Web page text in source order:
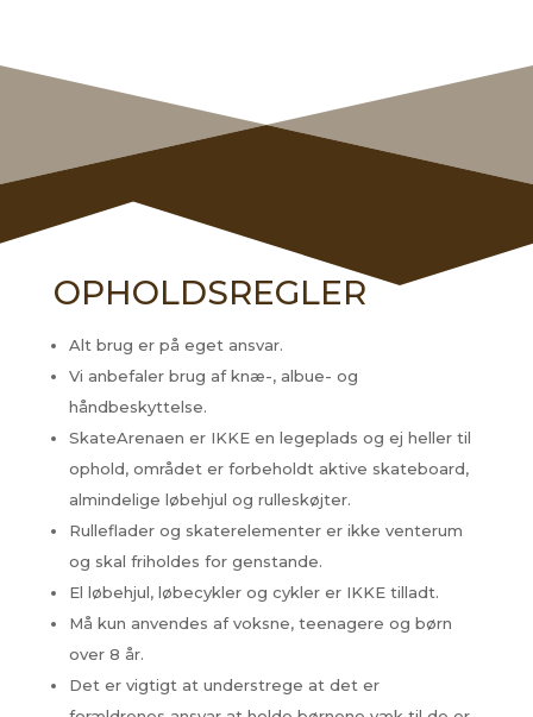
OPHOLDSREGLER
Alt brug er på eget ansvar.
Vi anbefaler brug af knæ-, albue- og
håndbeskyttelse.
SkateArenaen er IKKE en legeplads og ej heller til
ophold, området er forbeholdt aktive skateboard,
almindelige løbehjul og rulleskøjter.
Rulleflader og skaterelementer er ikke venterum
og skal friholdes for genstande.
El løbehjul, løbecykler og cykler er IKKE tilladt.
Må kun anvendes af voksne, teenagere og børn
over 8 år.
Det er vigtigt at understrege at det er